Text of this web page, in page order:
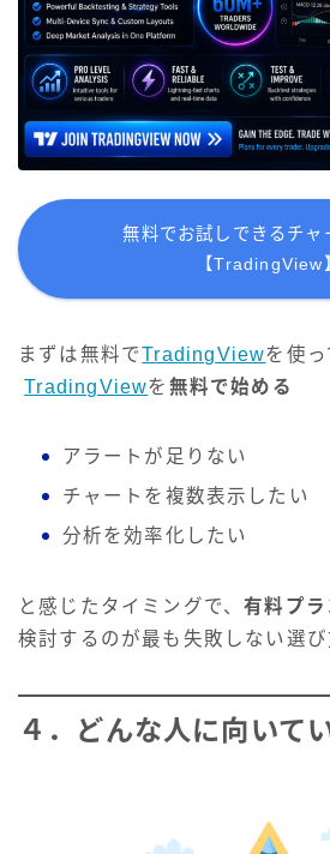
無料でお試しできるチャ
【TradingView
まずは無料でTradingViewを使っ
TradingViewを 無料で始める
アラートが足りない
チャートを複数表示したい
分析を効率化したい
と感じたタイミングで、有料プ
検討するのが最も失敗しない選び
４．どんな人に向いて